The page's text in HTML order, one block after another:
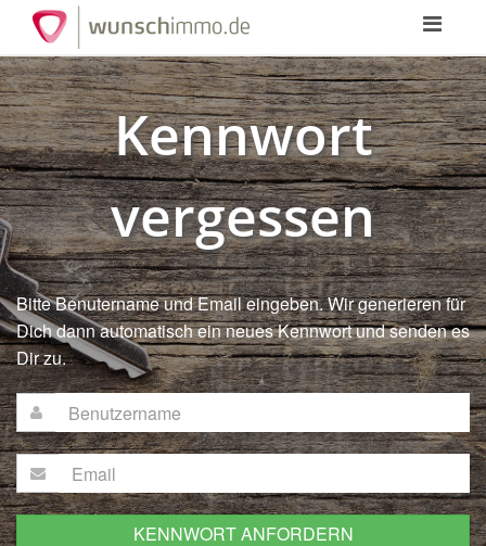
Toggle
Kennwort
vergessen
Bitte Benutername und Email eingeben. Wir generieren für
Dich dann automatisch ein neues Kennwort und senden es
Dir zu.